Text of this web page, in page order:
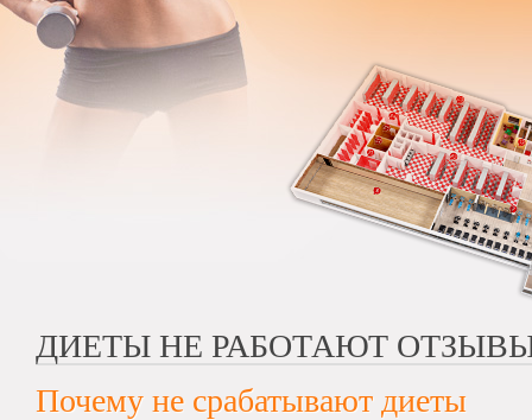
ДИЕТЫ НЕ РАБОТАЮТ
Почему не срабатывают диеты